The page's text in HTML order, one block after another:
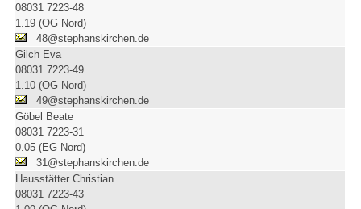
08031 7223-48
1.19 (OG Nord)
48@stephanskirchen.de
Gilch Eva
08031 7223-49
1.10 (OG Nord)
49@stephanskirchen.de
Göbel Beate
08031 7223-31
0.05 (EG Nord)
31@stephanskirchen.de
Hausstätter Christian
08031 7223-43